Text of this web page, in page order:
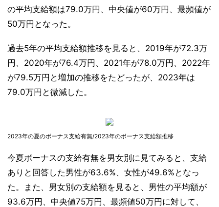
の平均支給額は79.0万円、中央値が60万円、最頻値が
50万円となった。
過去5年の平均支給額推移を見ると、2019年が72.3万
円、2020年が76.4万円、2021年が78.0万円、2022年
が79.5万円と増加の推移をたどったが、2023年は
79.0万円と微減した。
2023年の夏のボーナス支給有無/2023年のボーナス支給額推移
今夏ボーナスの支給有無を男女別に見てみると、支給
ありと回答した男性が63.6%、女性が49.6%となっ
た。また、男女別の支給額を見ると、男性の平均額が
93.6万円、中央値75万円、最頻値50万円に対して、